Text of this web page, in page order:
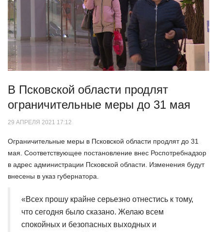
В Псковской области продлят
ограничительные меры до 31 мая
29 АПРЕЛЯ 2021 17:12
Ограничительные меры в Псковской области продлят до 31
мая. Соответствующее постановление внес Роспотребнадзор
в адрес администрации Псковской области. Изменения будут
внесены в указ губернатора.
«Всех прошу крайне серьезно отнестись к тому,
что сегодня было сказано. Желаю всем
спокойных и безопасных выходных и